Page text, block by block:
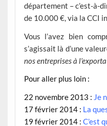
département – c’est-à-
de 10.000 €, via la CCI
Vous l’avez bien
s’agissait là d’une
nos entreprises à
Pour aller plus loin :
22 novembre 2013 : Je
17 février 2014 : La
19 février 2014 : C’est